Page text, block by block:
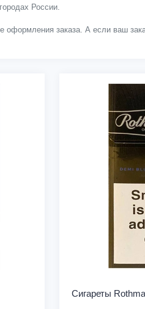
России.
оформления заказа. А если ваш
Сигареты